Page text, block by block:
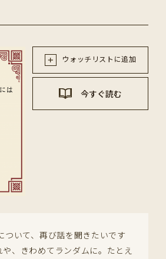
ウォッチリストに追加
今すぐ読む
いて、再び話を聞きたいです
、きわめてランダムに。たとえ